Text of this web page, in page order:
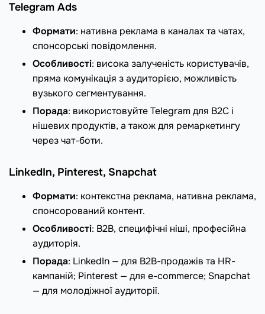
Telegram Ads
Формати: нативна реклама в каналах та чатах,
спонсорські повідомлення.
Особливості: висока залученість користувачів,
пряма комунікація з аудиторією, можливість
вузького сегментування.
Порада: використовуйте Telegram для B2C і
нішевих продуктів, а також для ремаркетингу
через чат-боти.
LinkedIn, Pinterest, Snapchat
Формати: контекстна реклама, нативна реклама,
спонсорований контент.
Особливості: B2B, специфічні ніші, професійна
аудиторія.
Порада: LinkedIn — для B2B-продажів та HR-
кампаній; Pinterest — для e-commerce; Snapchat
— для молодіжної аудиторії.